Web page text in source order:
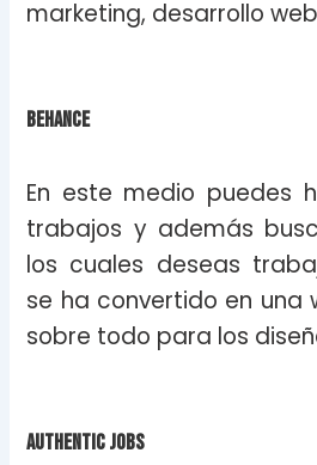
marketing, desarrollo
Behance
En este medio puedes
trabajos y además
los cuales deseas
se ha convertido en una
sobre todo para los
Authentic Jobs